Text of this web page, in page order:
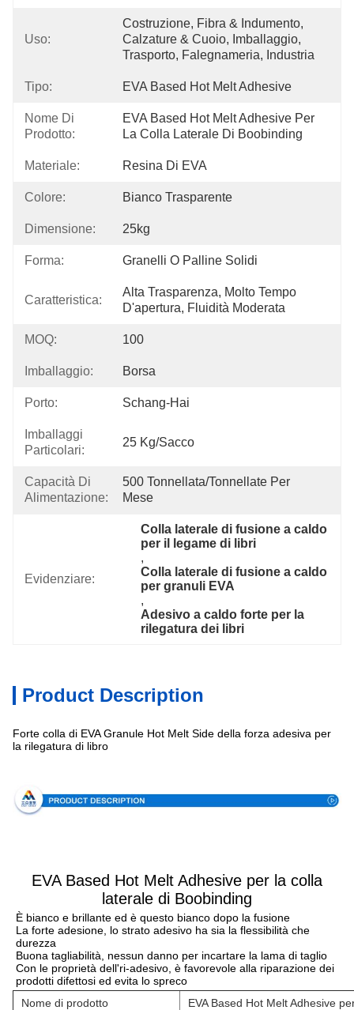
Uso:
Costruzione, Fibra & Indumento,
Calzature & Cuoio, Imballaggio,
Trasporto, Falegnameria, Industria
Tipo: EVA Based Hot Melt Adhesive
Nome Di
Prodotto:
EVA Based Hot Melt Adhesive Per
La Colla Laterale Di Boobinding
Materiale: Resina Di EVA
Colore: Bianco Trasparente
Dimensione: 25kg
Forma: Granelli O Palline Solidi
Caratteristica:
Alta Trasparenza, Molto Tempo
D'apertura, Fluidità Moderata
MOQ: 100
Imballaggio: Borsa
Porto: Schang-Hai
Imballaggi
Particolari:
25 Kg/sacco
Capacità Di
Alimentazione:
500 Tonnellata/tonnellate Per
Mese
Evidenziare:
Colla laterale di fusione a caldo
per il legame di libri
,
Colla laterale di fusione a caldo
per granuli EVA
,
Adesivo a caldo forte per la
rilegatura dei libri
Product Description
Forte colla di EVA Granule Hot Melt Side della forza adesiva per
la rilegatura di libro
EVA Based Hot Melt Adhesive per la colla
laterale di Boobinding
È bianco e brillante ed è questo bianco dopo la fusione
La forte adesione, lo strato adesivo ha sia la flessibilità che
durezza
Buona tagliabilità, nessun danno per incartare la lama di taglio
Con le proprietà dell'ri-adesivo, è favorevole alla riparazione dei
prodotti difettosi ed evita lo spreco
Nome di prodotto
EVA Based Hot Melt Adhesive